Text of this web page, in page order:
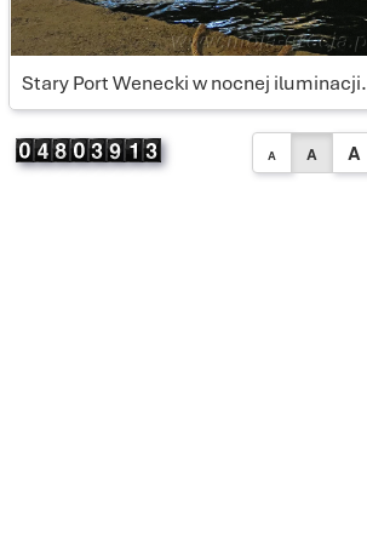
Stary Port Wenecki w nocnej iluminacji.
A A A